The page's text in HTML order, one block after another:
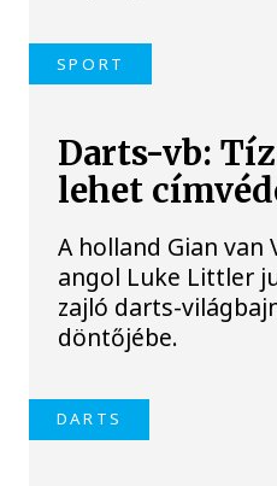
SPORT
Darts-vb:
lehet
A holland Gian van
angol Luke Littler
zajló darts-
döntőjébe.
DARTS